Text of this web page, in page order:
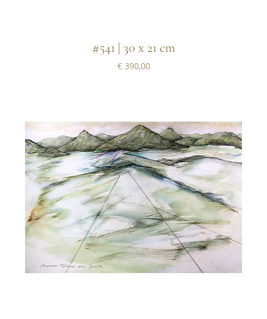
#541 | 30 x 21 cm
Prijs
€ 390,00